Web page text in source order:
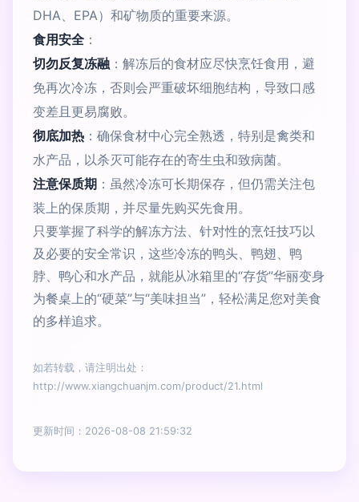
DHA、EPA）和矿物质的重要来源。
食用安全 ：
切勿反复冻融 ：解冻后的食材应尽快烹饪食用，避
免再次冷冻，否则会严重破坏细胞结构，导致口感
变差且更易腐败。
彻底加热 ：确保食材中心完全熟透，特别是禽类和
水产品，以杀灭可能存在的寄生虫和致病菌。
注意保质期 ：虽然冷冻可长期保存，但仍需关注包
装上的保质期，并尽量先购买先食用。
只要掌握了科学的解冻方法、针对性的烹饪技巧以
及必要的安全常识，这些冷冻的鸭头、鸭翅、鸭
脖、鸭心和水产品，就能从冰箱里的“存货”华丽变身
为餐桌上的“硬菜”与“美味担当”，轻松满足您对美食
的多样追求。
如若转载，请注明出处：
http://www.xiangchuanjm.com/product/21.html
更新时间：2026-08-08 21:59:32